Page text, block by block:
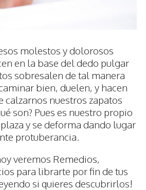
molestos y dolorosos
en la base del dedo pulgar
sobresalen de tal manera
bien, duelen, y hacen
calzarnos nuestros zapatos
son? Pues es nuestro propio
y se deforma dando lugar
protuberancia.
veremos Remedios,
para librarte por fin de tus
si quieres descubrirlos!